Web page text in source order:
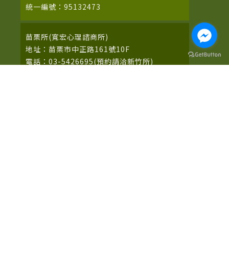
統一編號：95132473
苗栗所(寬宏心理諮商所)
地址：苗栗市中正路161號10F
電話：03-5426695(預約請洽新竹所)